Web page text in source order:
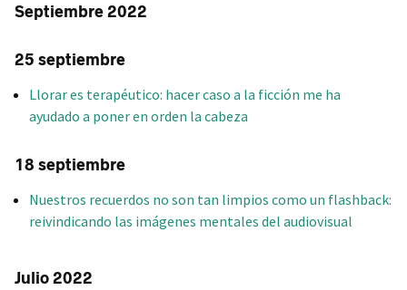
Septiembre 2022
25 septiembre
Llorar es terapéutico: hacer caso a la ficción me ha
ayudado a poner en orden la cabeza
18 septiembre
Nuestros recuerdos no son tan limpios como un flashback:
reivindicando las imágenes mentales del audiovisual
Julio 2022